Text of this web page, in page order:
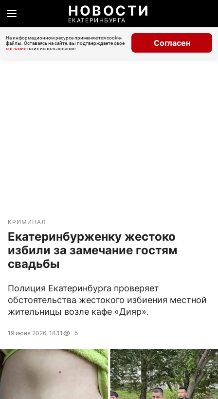
НОВОСТИ
ЕКАТЕРИНБУРГА
На информационном ресурсе применяются cookie-
файлы. Оставаясь на сайте, вы подтверждаете свое
согласиена их использование.
Согласен
КРИМИНАЛ
Екатеринбурженку жестоко
избили за замечание гостям
свадьбы
Полиция Екатеринбурга проверяет
обстоятельства жестокого избиения местной
жительницы возле кафе «Дияр».
19 июня 2026, 18:11 5